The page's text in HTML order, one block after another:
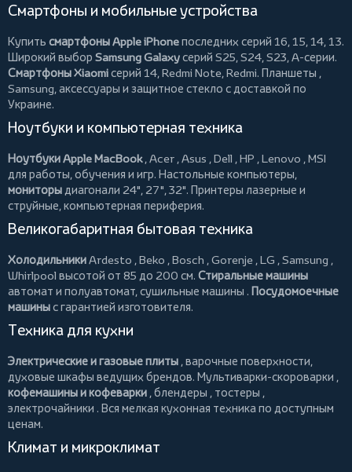
Смартфоны и мобильные устройства
Купить смартфоны Apple iPhoneпоследних серий 16, 15, 14, 13.
Широкий выбор Samsung Galaxyсерий S25, S24, S23, A-серии.
Смартфоны Xiaomiсерий 14, Redmi Note, Redmi. Планшеты ,
Samsung, аксессуары и защитное стекло с доставкой по
Украине.
Ноутбуки и компьютерная техника
Ноутбуки Apple MacBook,Acer ,Asus ,Dell ,HP ,Lenovo ,MSI
для работы, обучения и игр. Настольные компьютеры,
мониторыдиагонали 24", 27", 32". Принтеры лазерные и
струйные, компьютерная периферия.
Великогабаритная бытовая техника
ХолодильникиArdesto ,Beko ,Bosch ,Gorenje ,LG ,Samsung ,
Whirlpool высотой от 85 до 200 см. Стиральные машины
автомат и полуавтомат,сушильные машины . Посудомоечные
машиныс гарантией изготовителя.
Техника для кухни
Электрические и газовые плиты , варочные поверхности,
духовые шкафы ведущих брендов. Мультиварки-скороварки ,
кофемашины и кофеварки ,блендеры , тостеры ,
электрочайники . Вся мелкая кухонная техника по доступным
ценам.
Климат и микроклимат